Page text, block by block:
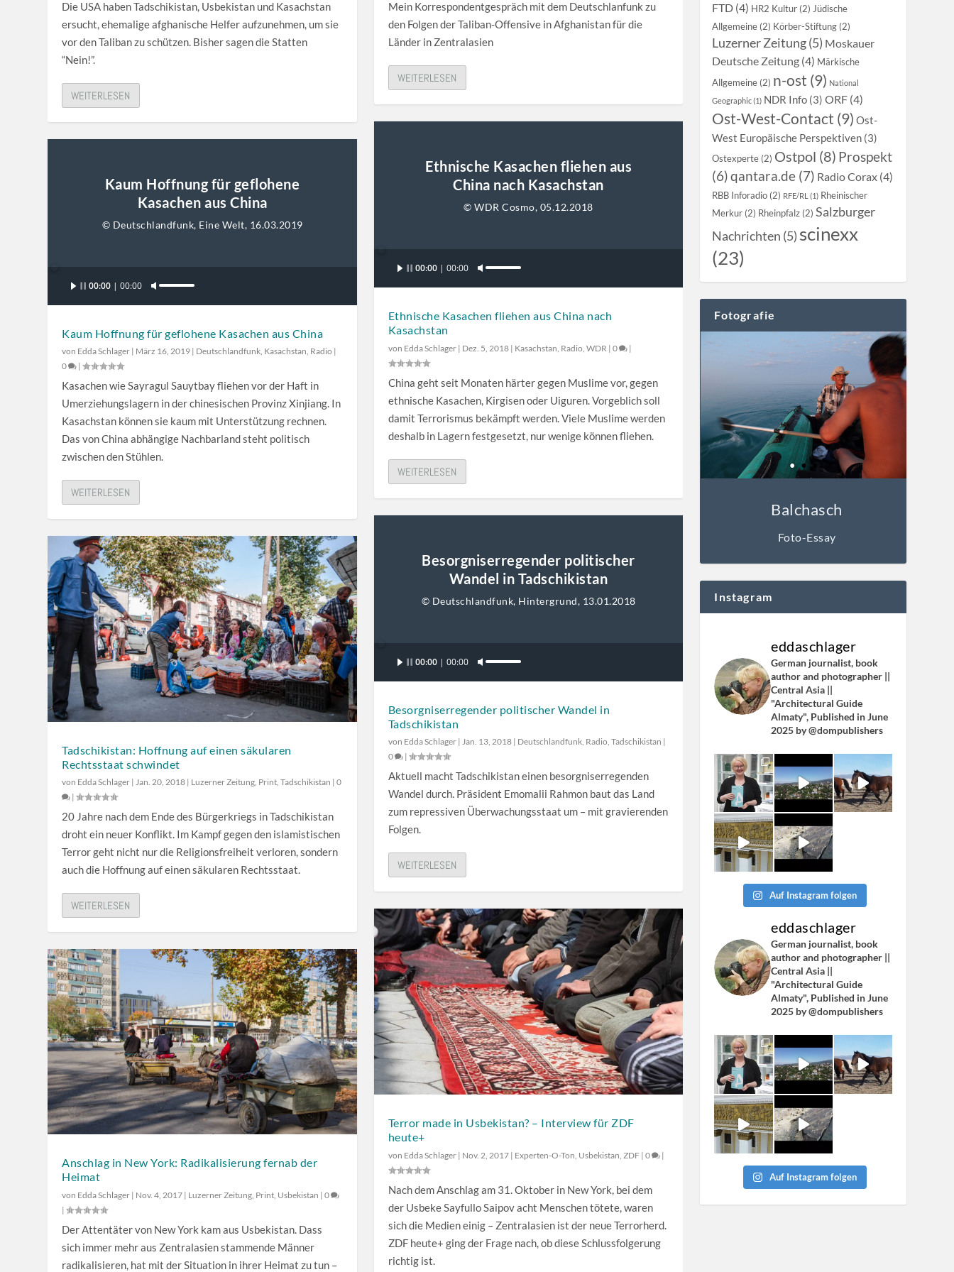
a
s
t
R
u
n
b
e
u
e
L
a
u
t
s
t
ä
r
k
e
r
g
l
n
.
Die USA haben Tadschikistan, Usbekistan und Kasachstan
ersucht, ehemalige afghanische Helfer aufzunehmen, um sie
vor den Taliban zu schützen. Bisher sagen die Statten
“Nein!”.
WEITERLESEN
Kaum Hoffnung für geflohene
Kasachen aus China
© Deutschlandfunk, Eine Welt, 16.03.2019
Player
00:00 00:00
f
i
t
a
s
t
c
h
/
R
u
n
t
e
r
b
t
e
,
u
m
d
L
a
s
t
ä
r
k
e
z
u
e
e
n
.
Kaum Hoffnung für geflohene Kasachen aus China
von Edda Schlager | März 16, 2019 | Deutschlandfunk, Kasachstan, Radio |
0
|
Kasachen wie Sayragul Sauytbay fliehen vor der Haft in
Umerziehungslagern in der chinesischen Provinz Xinjiang. In
Kasachstan können sie kaum mit Unterstützung rechnen.
Das von China abhängige Nachbarland steht politisch
zwischen den Stühlen.
WEITERLESEN
Tadschikistan: Hoffnung auf einen säkularen
Rechtsstaat schwindet
von Edda Schlager | Jan. 20, 2018 | Luzerner Zeitung Print ,Tadschikistan |0
|
20 Jahre nach dem Ende des Bürgerkriegs in Tadschikistan
droht ein neuer Konflikt. Im Kampf gegen den islamistischen
Terror geht nicht nur die Religionsfreiheit verloren, sondern
auch die Hoffnung auf einen säkularen Rechtsstaat.
WEITERLESEN
Anschlag in New York: Radikalisierung fernab der
Heimat
von Edda Schlager | Nov. 4, 2017 | Luzerner Zeitung Print Usbekistan |0
|
Der Attentäter von New York kam aus Usbekistan. Dass
sich immer mehr aus Zentralasien stammende Männer
radikalisieren, hat mit der Situation in ihrer Heimat zu tun –
a
s
/
R
r
b
n
u
z
e
n
,
i
e
a
u
s
r
k
z
Mein Korrespondentgespräch mit dem Deutschlanfunk zu
den Folgen der Taliban-Offensive in Afghanistan für die
Länder in Zentralasien
WEITERLESEN
Ethnische Kasachen fliehen aus
China nach Kasachstan
© WDR Cosmo, 05.12.2018
Player
00:00 00:00
f
l
a
s
t
e
R
u
b
e
u
t
e
n
,
e
L
a
u
t
s
t
ä
r
k
e
z
r
g
l
n
.
Ethnische Kasachen fliehen aus China nach
Kasachstan
von Edda Schlager| Dez. 5, 2018| Kasachstan, Radio, WDR | 0 |
China geht seit Monaten härter gegen Muslime vor, gegen
ethnische Kasachen, Kirgisen oder Uiguren. Vorgeblich soll
damit Terrorismus bekämpft werden. Viele Muslime werden
deshalb in Lagern festgesetzt, nur wenige können fliehen.
WEITERLESEN
Besorgniserregender politischer
Wandel in Tadschikistan
© Deutschlandfunk, Hintergrund, 13.01.2018
Player
00:00 00:00
f
e
l
a
s
t
h
/
R
u
n
t
e
r
b
e
n
t
n
Besorgniserregender politischer Wandel in
Tadschikistan
von Edda Schlager| Jan. 13, 2018| Deutschlandfunk, Radio, Tadschikistan |
0
|
Aktuell macht Tadschikistan einen besorgniserregenden
Wandel durch. Präsident Emomalii Rahmon baut das Land
zum repressiven Überwachungsstaat um – mit gravierenden
Folgen.
WEITERLESEN
Terror made in Usbekistan? – Interview für ZDF
heute+
von Edda Schlager| Nov. 2, 2017| Experten-O-Ton Usbekistan ZDF| 0 |
Nach dem Anschlag am 31. Oktober in New York, bei dem
der Usbeke Sayfullo Saipov acht Menschen tötete, waren
sich die Medien einig – Zentralasien ist der neue Terrorherd.
ZDF heute+ ging der Frage nach, ob diese Schlussfolgerung
richtig ist.
FTD (4) HR2 Kultur (2) Jüdische
Allgemeine (2) Körber-Stiftung (2)
Luzerner Zeitung (5) Moskauer
Deutsche Zeitung (4) Märkische
Allgemeine (2) n-ost (9) National
Geographic (1) NDR Info (3) ORF (4)
Ost-West-Contact (9) Ost-
West Europäische Perspektiven (3)
Ostexperte (2) Ostpol (8) Prospekt
(6)qantara.de (7) Radio Corax (4)
RBB Inforadio (2) RFE/RL (1) Rheinischer
Merkur (2) Rheinpfalz (2) Salzburger
Nachrichten (5) scinexx
(23)
Fotografie
Balchasch
Foto-Essay
Instagram
eddaschlager
German journalist, book
author and photographer ||
Central Asia ||
"Architectural Guide
Almaty", Published in June
2025 by @dompublishers
Auf Instagram folgen
eddaschlager
German journalist, book
author and photographer ||
Central Asia ||
"Architectural Guide
Almaty", Published in June
2025 by @dompublishers
Auf Instagram folgen